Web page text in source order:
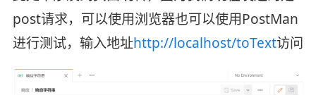
post请求，可以使用浏览器也可以使用PostMan
进行测试，输入地址http://localhost/toText访问